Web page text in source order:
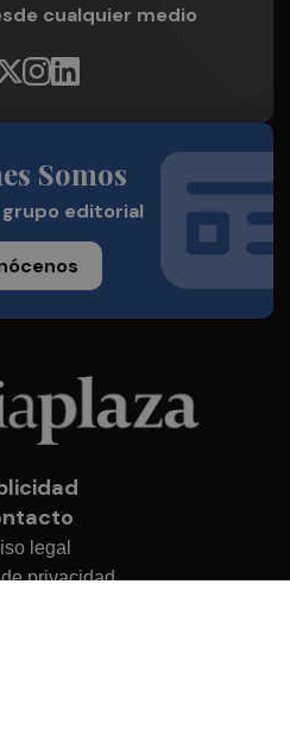
cualquier medio
Somos
grupo editorial
legal
privacidad